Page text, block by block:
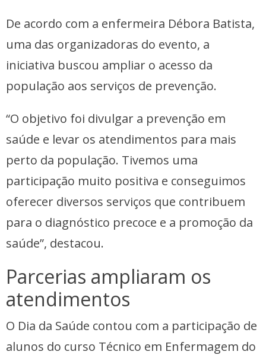
De acordo com a enfermeira Débora Batista,
uma das organizadoras do evento, a
iniciativa buscou ampliar o acesso da
população aos serviços de prevenção.
“O objetivo foi divulgar a prevenção em
saúde e levar os atendimentos para mais
perto da população. Tivemos uma
participação muito positiva e conseguimos
oferecer diversos serviços que contribuem
para o diagnóstico precoce e a promoção da
saúde”, destacou.
Parcerias ampliaram os
atendimentos
O Dia da Saúde contou com a participação de
alunos do curso Técnico em Enfermagem do